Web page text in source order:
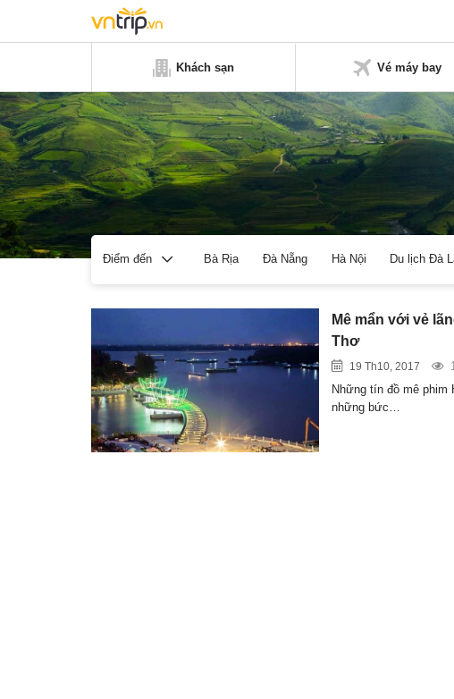
Khách sạn Vé máy bay
Điểm đến Bà Rịa Đà Nẵng Hà Nội Du lịch Đà
Mê mẩn với vẻ
Thơ
19 Th10, 2017
Những tín đồ mê phim
những bức…